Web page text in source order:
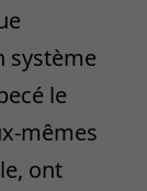
système
le
mêmes
ont